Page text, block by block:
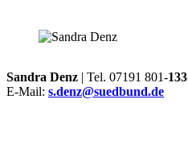
Sandra Denz | Tel. 07191 801-133
E-Mail: s.denz@suedbund.de